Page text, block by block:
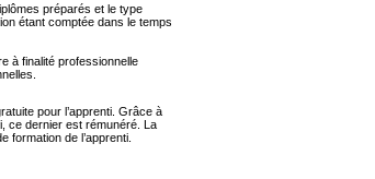
préparés et le type
étant comptée dans le temps
à finalité professionnelle
pour l’apprenti. Grâce à
ce dernier est rémunéré. La
formation de l’apprenti.